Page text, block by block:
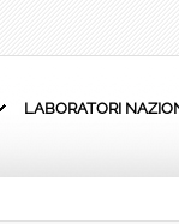
LABORATORI